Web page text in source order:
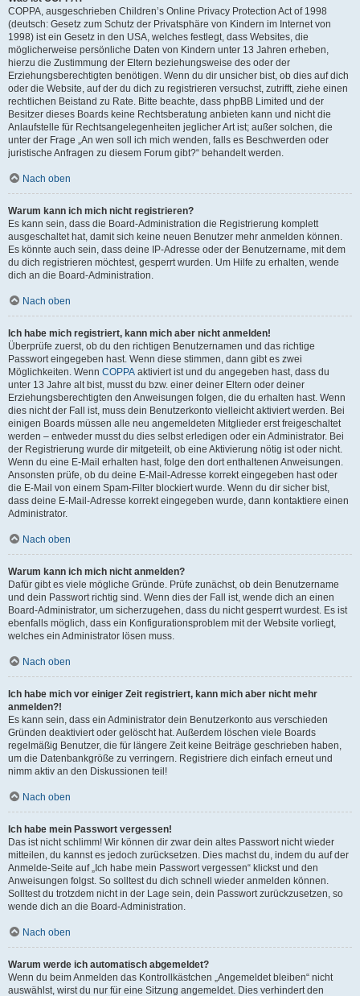
COPPA, ausgeschrieben Children’s Online Privacy Protection Act of 1998
(deutsch: Gesetz zum Schutz der Privatsphäre von Kindern im Internet von
1998) ist ein Gesetz in den USA, welches festlegt, dass Websites, die
möglicherweise persönliche Daten von Kindern unter 13 Jahren erheben,
hierzu die Zustimmung der Eltern beziehungsweise des oder der
Erziehungsberechtigten benötigen. Wenn du dir unsicher bist, ob dies auf dich
oder die Website, auf der du dich zu registrieren versuchst, zutrifft, ziehe einen
rechtlichen Beistand zu Rate. Bitte beachte, dass phpBB Limited und der
Besitzer dieses Boards keine Rechtsberatung anbieten kann und nicht die
Anlaufstelle für Rechtsangelegenheiten jeglicher Art ist; außer solchen, die
unter der Frage „An wen soll ich mich wenden, falls es Beschwerden oder
juristische Anfragen zu diesem Forum gibt?“ behandelt werden.
Nach oben
Warum kann ich mich nicht registrieren?
Es kann sein, dass die Board-Administration die Registrierung komplett
ausgeschaltet hat, damit sich keine neuen Benutzer mehr anmelden können.
Es könnte auch sein, dass deine IP-Adresse oder der Benutzername, mit dem
du dich registrieren möchtest, gesperrt wurden. Um Hilfe zu erhalten, wende
dich an die Board-Administration.
Nach oben
Ich habe mich registriert, kann mich aber nicht anmelden!
Überprüfe zuerst, ob du den richtigen Benutzernamen und das richtige
Passwort eingegeben hast. Wenn diese stimmen, dann gibt es zwei
Möglichkeiten. Wenn COPPA aktiviert ist und du angegeben hast, dass du
unter 13 Jahre alt bist, musst du bzw. einer deiner Eltern oder deiner
Erziehungsberechtigten den Anweisungen folgen, die du erhalten hast. Wenn
dies nicht der Fall ist, muss dein Benutzerkonto vielleicht aktiviert werden. Bei
einigen Boards müssen alle neu angemeldeten Mitglieder erst freigeschaltet
werden – entweder musst du dies selbst erledigen oder ein Administrator. Bei
der Registrierung wurde dir mitgeteilt, ob eine Aktivierung nötig ist oder nicht.
Wenn du eine E-Mail erhalten hast, folge den dort enthaltenen Anweisungen.
Ansonsten prüfe, ob du deine E-Mail-Adresse korrekt eingegeben hast oder
die E-Mail von einem Spam-Filter blockiert wurde. Wenn du dir sicher bist,
dass deine E-Mail-Adresse korrekt eingegeben wurde, dann kontaktiere einen
Administrator.
Nach oben
Warum kann ich mich nicht anmelden?
Dafür gibt es viele mögliche Gründe. Prüfe zunächst, ob dein Benutzername
und dein Passwort richtig sind. Wenn dies der Fall ist, wende dich an einen
Board-Administrator, um sicherzugehen, dass du nicht gesperrt wurdest. Es ist
ebenfalls möglich, dass ein Konfigurationsproblem mit der Website vorliegt,
welches ein Administrator lösen muss.
Nach oben
Ich habe mich vor einiger Zeit registriert, kann mich aber nicht mehr
anmelden?!
Es kann sein, dass ein Administrator dein Benutzerkonto aus verschieden
Gründen deaktiviert oder gelöscht hat. Außerdem löschen viele Boards
regelmäßig Benutzer, die für längere Zeit keine Beiträge geschrieben haben,
um die Datenbankgröße zu verringern. Registriere dich einfach erneut und
nimm aktiv an den Diskussionen teil!
Nach oben
Ich habe mein Passwort vergessen!
Das ist nicht schlimm! Wir können dir zwar dein altes Passwort nicht wieder
mitteilen, du kannst es jedoch zurücksetzen. Dies machst du, indem du auf der
Anmelde-Seite auf „Ich habe mein Passwort vergessen“ klickst und den
Anweisungen folgst. So solltest du dich schnell wieder anmelden können.
Solltest du trotzdem nicht in der Lage sein, dein Passwort zurückzusetzen, so
wende dich an die Board-Administration.
Nach oben
Warum werde ich automatisch abgemeldet?
Wenn du beim Anmelden das Kontrollkästchen „Angemeldet bleiben“ nicht
auswählst, wirst du nur für eine Sitzung angemeldet. Dies verhindert den